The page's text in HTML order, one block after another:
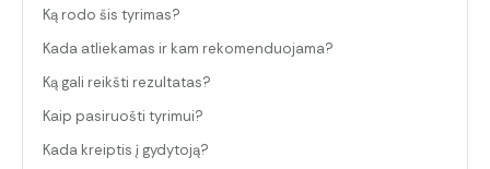
Ką rodo šis tyrimas?
Kada atliekamas ir kam rekomenduojama?
Ką gali reikšti rezultatas?
Kaip pasiruošti tyrimui?
Kada kreiptis į gydytoją?